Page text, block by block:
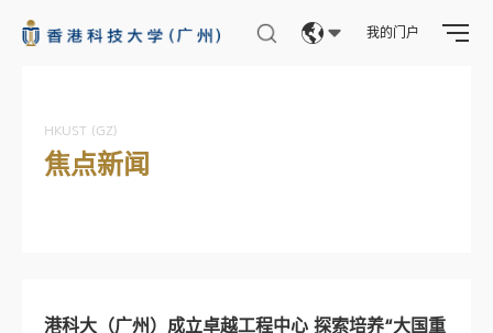
我的门户
HKUST (GZ)
焦点新闻
港科大（广州）成立卓越工程中心 探索培养“大国重